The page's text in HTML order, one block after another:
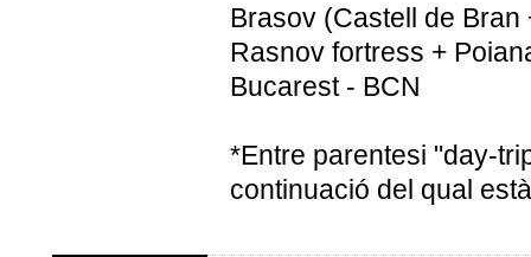
Brasov (Castell de
Rasnov fortress +
Bucarest - BCN
*Entre parentesi "day-
continuació del qual